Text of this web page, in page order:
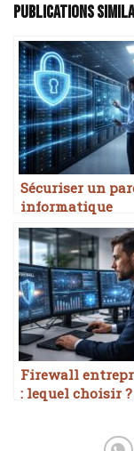
Publications
Sécuriser un
informatique
Firewall
: lequel choisir ?